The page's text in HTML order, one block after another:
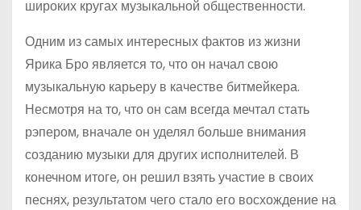
широких кругах музыкальной общественности.
Одним из самых интересных фактов из жизни
Ярика Бро является то, что он начал свою
музыкальную карьеру в качестве битмейкера.
Несмотря на то, что он сам всегда мечтал стать
рэпером, вначале он уделял больше внимания
созданию музыки для других исполнителей. В
конечном итоге, он решил взять участие в своих
песнях, результатом чего стало его восхождение на